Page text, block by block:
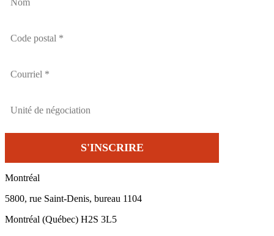
Montréal
5800, rue Saint-Denis, bureau 1104
Montréal (Québec) H2S 3L5